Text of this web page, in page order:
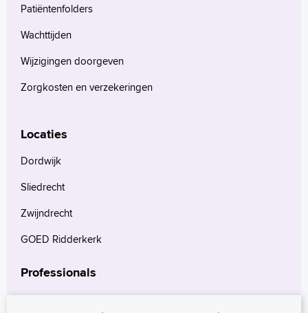
Türkçe
Arabisch
Patiëntenfolders
Wachttijden
Wijzigingen doorgeven
Zorgkosten en verzekeringen
Locaties
Dordwijk
Sliedrecht
Zwijndrecht
GOED Ridderkerk
Professionals
Verwijzers